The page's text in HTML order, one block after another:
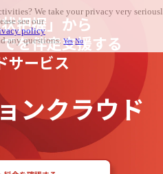
把握」から
を伴走支援する
サービス
ンクラウド
We take your privacy very
see our
policy
any questions.Yes No